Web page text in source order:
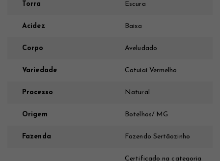
Torra Escura
Acidez Baixa
Corpo Aveludado
Variedade Catuiaí Vermelho
Processo Natural
Origem Botelhos/ MG
Fazenda Fazendo Sertãozinho
Certificado na categoria